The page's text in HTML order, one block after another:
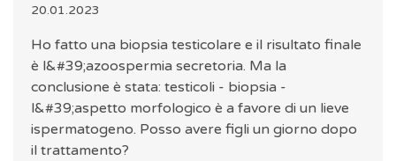
20.01.2023
Ho fatto una biopsia testicolare e il risultato finale
è l&#39;azoospermia secretoria. Ma la
conclusione è stata: testicoli - biopsia -
l&#39;aspetto morfologico è a favore di un lieve
ispermatogeno. Posso avere figli un giorno dopo
il trattamento?